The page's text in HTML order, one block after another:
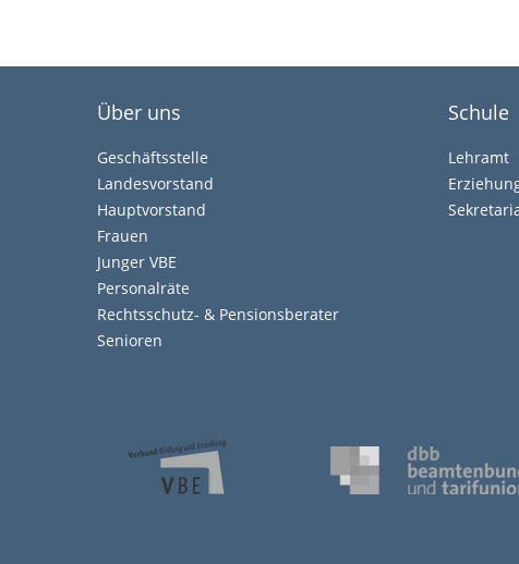
Über uns
Geschäftsstelle
Landesvorstand
Hauptvorstand
Frauen
Junger VBE
Personalräte
Rechtsschutz- & Pensionsberater
Senioren
Schule
Lehramt